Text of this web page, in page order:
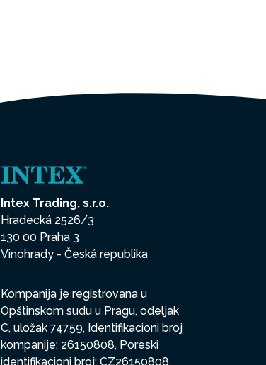
Intex Trading, s.r.o.
Hradecká 2526/3
130 00 Praha 3
Vinohrady - Česká republika
Kompanija je registrovana u
Opštinskom sudu u Pragu, odeljak
C, uložak 74759, Identifikacioni broj
kompanije: 26150808, Poreski
identifikacioni broj: CZ26150808.